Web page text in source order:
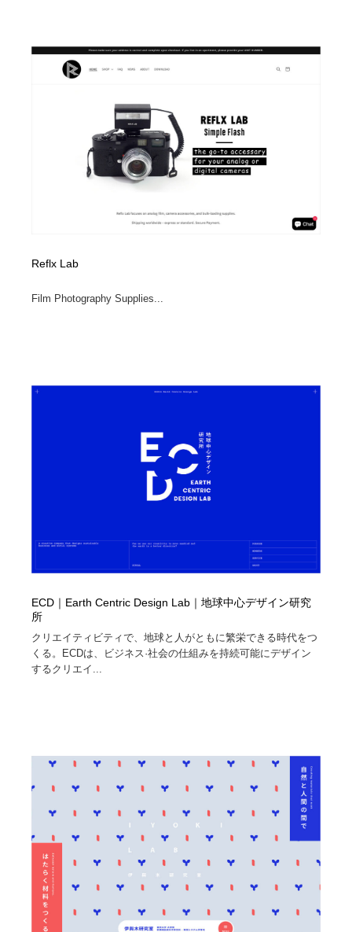
Reflx Lab
Film Photography Supplies...
ECD｜Earth Centric Design Lab｜地球中心デザイン研究
所
クリエイティビティで、地球と人がともに繁栄できる時代をつ
くる。ECDは、ビジネス·社会の仕組みを持続可能にデザイン
するクリエイ...